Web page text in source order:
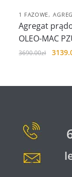
1 FAZOWE,
Agregat
OLEO-MAC
3690.00zł